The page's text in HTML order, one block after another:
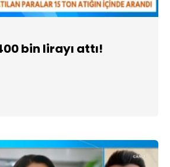
bin lirayı attı!